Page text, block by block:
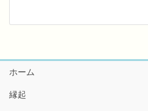
ホーム
縁起